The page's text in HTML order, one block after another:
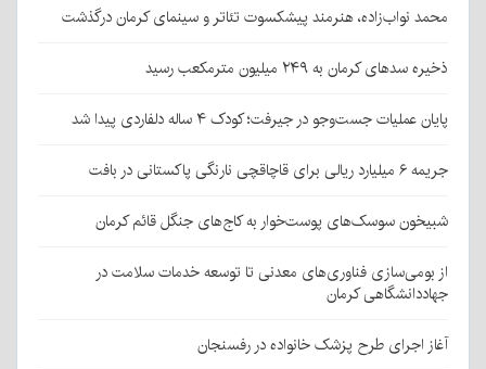
محمد نواب‌زاده، هنرمند پیشکسوت تئاتر و سینمای کرمان درگذشت
ذخیره سدهای کرمان به ۲۴۹ میلیون مترمکعب رسید
پایان عملیات جست‌وجو در جیرفت؛ کودک ۴ ساله دلفاردی پیدا شد
جریمه ۶ میلیارد ریالی برای قاچاقچی نارنگی پاکستانی در بافت
شبیخون سوسک‌های پوست‌خوار به کاج‌های جنگل قائم کرمان
از بومی‌سازی فناوری‌های معدنی تا توسعه خدمات سلامت در
جهاددانشگاهی کرمان
آغاز اجرای طرح پزشک خانواده در رفسنجان